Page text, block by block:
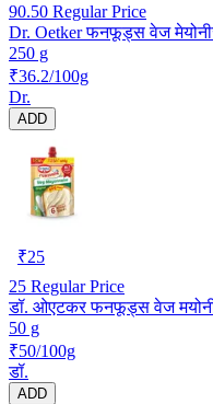
90.50 Regular Price
Dr. Oetker फनफूड्स वेज
250 g
₹36.2/100g
Dr.
ADD
₹25
25 Regular Price
डॉ. ओएटकर फनफूड्स वेज
50 g
₹50/100g
डॉ.
ADD